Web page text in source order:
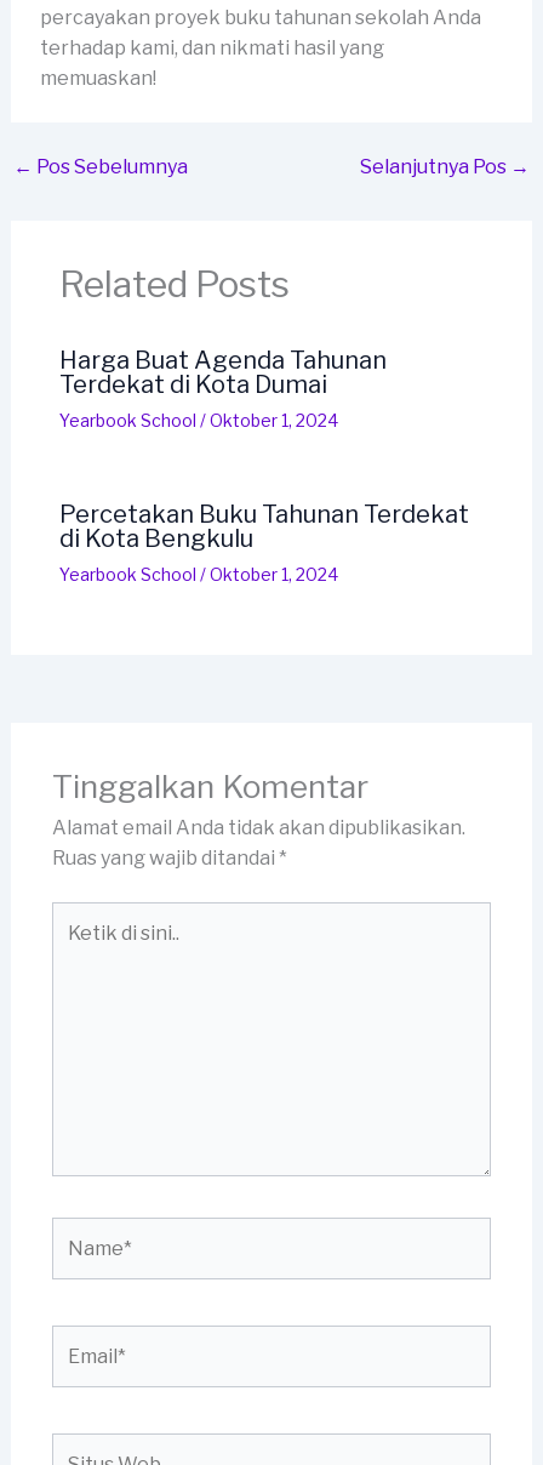
percayakan proyek buku tahunan sekolah Anda
terhadap kami, dan nikmati hasil yang
memuaskan!
← Pos Sebelumnya Selanjutnya Pos →
Related Posts
Harga Buat Agenda Tahunan
Terdekat di Kota Dumai
Yearbook School /Oktober 1, 2024
Percetakan Buku Tahunan Terdekat
di Kota Bengkulu
Yearbook School /Oktober 1, 2024
Tinggalkan Komentar
Alamat email Anda tidak akan dipublikasikan.
Ruas yang wajib ditandai *